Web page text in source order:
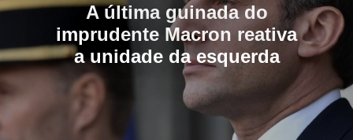
A última guinada do
imprudente Macron reativa
a unidade da esquerda